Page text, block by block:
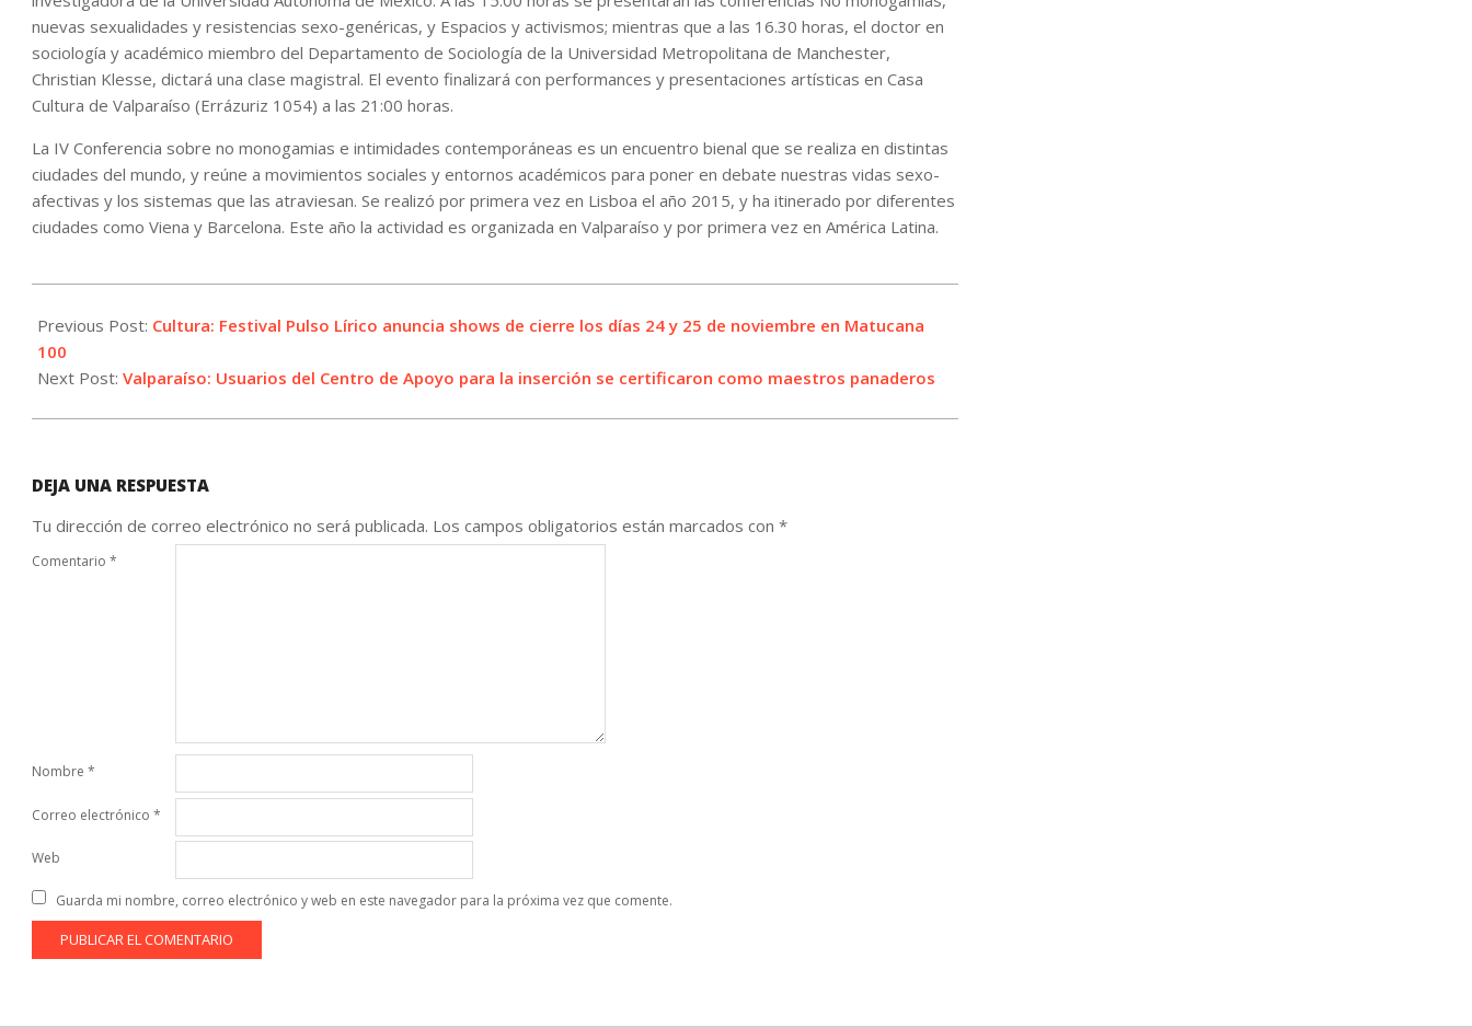
nuevas sexualidades y resistencias sexo-genéricas, y Espacios y activismos; mientras que a las 16.30 horas, el doctor en
sociología y académico miembro del Departamento de Sociología de la Universidad Metropolitana de Manchester,
Christian Klesse, dictará una clase magistral. El evento finalizará con performances y presentaciones artísticas en Casa
Cultura de Valparaíso (Errázuriz 1054) a las 21:00 horas.
La IV Conferencia sobre no monogamias e intimidades contemporáneas es un encuentro bienal que se realiza en distintas
ciudades del mundo, y reúne a movimientos sociales y entornos académicos para poner en debate nuestras vidas sexo-
afectivas y los sistemas que las atraviesan. Se realizó por primera vez en Lisboa el año 2015, y ha itinerado por diferentes
ciudades como Viena y Barcelona. Este año la actividad es organizada en Valparaíso y por primera vez en América Latina.
11-
23
Previous Post: Cultura: Festival Pulso Lírico anuncia shows de cierre los días 24 y 25 de noviembre en Matucana
100
Next Post: Valparaíso: Usuarios del Centro de Apoyo para la inserción se certificaron como maestros panaderos
DEJA UNA RESPUESTA
Tu dirección de correo electrónico no será publicada. Los campos obligatorios están marcados con *
Comentario *
Nombre *
Correo electrónico *
Web
Guarda mi nombre, correo electrónico y web en este navegador para la próxima vez que comente.